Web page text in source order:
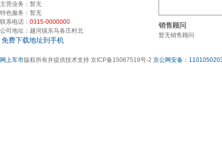
主营业务： 暂无
特色服务： 暂无
联系电话： 0315-0000000
公司地址： 越河镇东马各庄村北
免费下载地址到手机
销售顾问
暂无销售顾问
网上车市版权所有并提供技术支持 京ICP备15067519号-2 京公网安备：